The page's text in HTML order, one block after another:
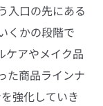
入口の先にある
くかの段階で
ケアやメイク品
た商品ラインナ
強化していき